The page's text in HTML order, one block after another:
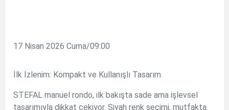
17 Nisan 2026 Cuma/09:00
İlk İzlenim: Kompakt ve Kullanışlı Tasarım
STEFAL manuel rondo, ilk bakışta sade ama işlevsel
tasarımıyla dikkat çekiyor. Siyah renk seçimi, mutfakta